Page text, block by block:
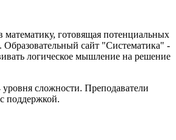
готовящая потенциальных
Образовательный сайт "Систематика" -
логическое мышление на решение
уровня сложности. Преподаватели
поддержкой.